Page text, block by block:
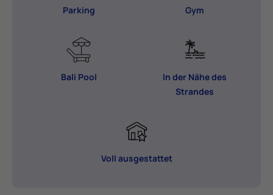
Parking Gym
Bali Pool
In der Nähe des
Strandes
Voll ausgestattet